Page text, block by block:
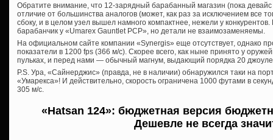
Обратите внимание, что 12-зарядный барабанный магазин (пока девайс
отличие от большинства аналогов (может, как раз за исключением все
сбоку, и в целом узел вышел намного компактнее, нежели у
барабанчик у «Umarex Gauntlet PCP», но детали не взаимозаменяемы.
На официальном сайте компании «Synergis» еще отсутствует, однако
показатели в 1200 fps (366 м/с). Скорее всего, как ныне принято у
пульках, и перед нами — обычный магнум, выдающий порядка 20
P.S. Ура, «Сайнерджис» (правда, не в наличии) обнаружился таки на
«Умарекса»! И действительно, скорость ограничена 1000 футами в
305 м/с.
«Hatsan 124»: бюджетная версия
Дешевле не всегда